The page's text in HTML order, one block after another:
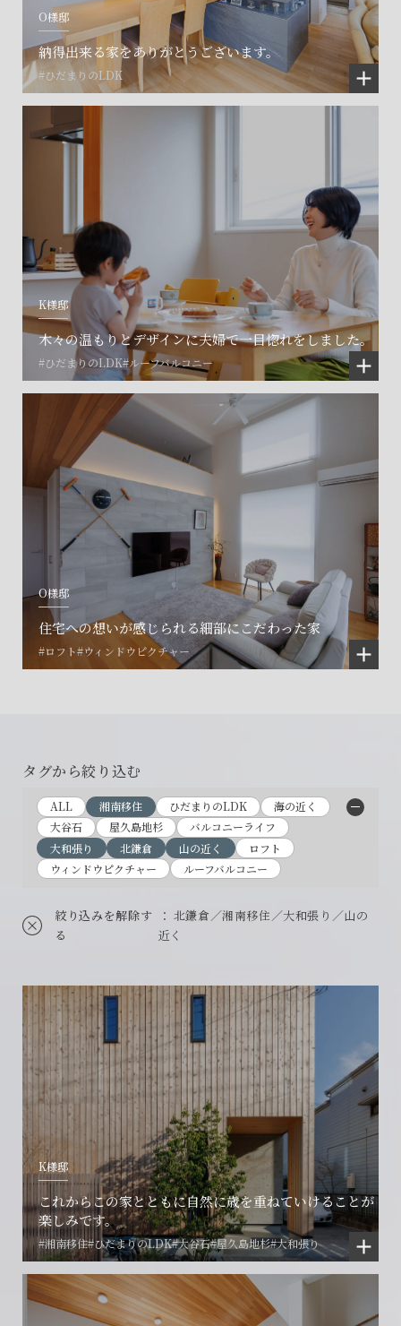
O様邸
納得出来る家をありがとうございます。
#ひだまりのLDK
K様邸
木々の温もりとデザインに夫婦で一目惚れをしました。
#ひだまりのLDK#ルーフバルコニー
O様邸
住宅への想いが感じられる細部にこだわった家
#ロフト#ウィンドウピクチャー
タグから絞り込む
ALL 湘南移住 ひだまりのLDK
海の近く
大谷石
屋久島地杉
バルコニーライフ
大和張り
北鎌倉 山の近く
ロフト
ウィンドウピクチャー
ルーフバルコニー
絞り込みを解除す
る
： 北鎌倉／湘南移住／大和張り／山の
近く
K様邸
これからこの家とともに自然に歳を重ねていけることが
楽しみです。
#湘南移住#ひだまりのLDK#大谷石#屋久島地杉#大和張り
©SET inc.